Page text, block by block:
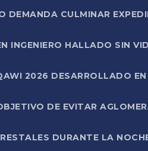
CULMINAR
INGENIERO HALLADO SIN
2026 DESARROLLADO
DE EVITAR
DURANTE LA